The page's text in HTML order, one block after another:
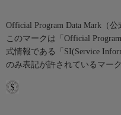
Official Program Data Mark（公
このマークは「Official
式情報である「SI(Service
のみ表記が許されているマーク